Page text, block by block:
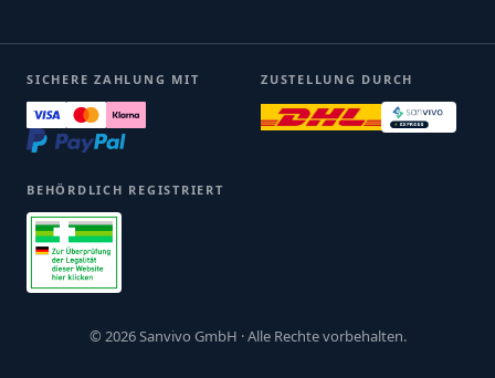
SICHERE ZAHLUNG MIT ZUSTELLUNG DURCH
BEHÖRDLICH REGISTRIERT
© 2026 Sanvivo GmbH · Alle Rechte vorbehalten.